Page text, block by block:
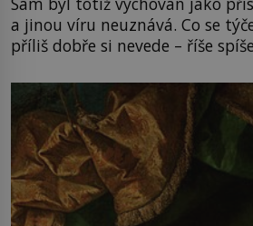
a jinou víru neuznává. Co se
příliš dobře si nevede – říše